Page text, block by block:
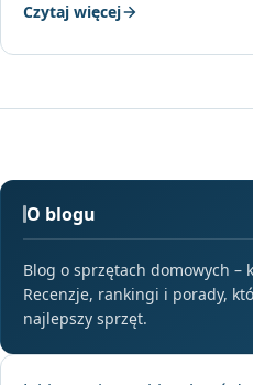
Czytaj więcej
O blogu
Blog o sprzętach domowych –
Recenzje, rankingi i porady,
najlepszy sprzęt.